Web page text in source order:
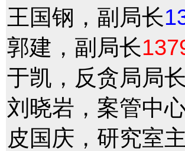
王国钢，副局长
郭建，副局长
于凯，反贪局局长
刘晓岩，案管中
皮国庆，研究室